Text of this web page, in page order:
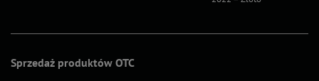
Sprzedaż produktów OTC